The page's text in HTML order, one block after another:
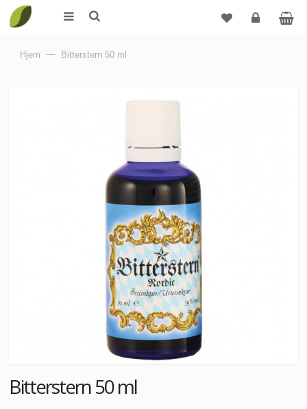
Hjem — Bitterstern 50 ml
Bitterstern 50 ml